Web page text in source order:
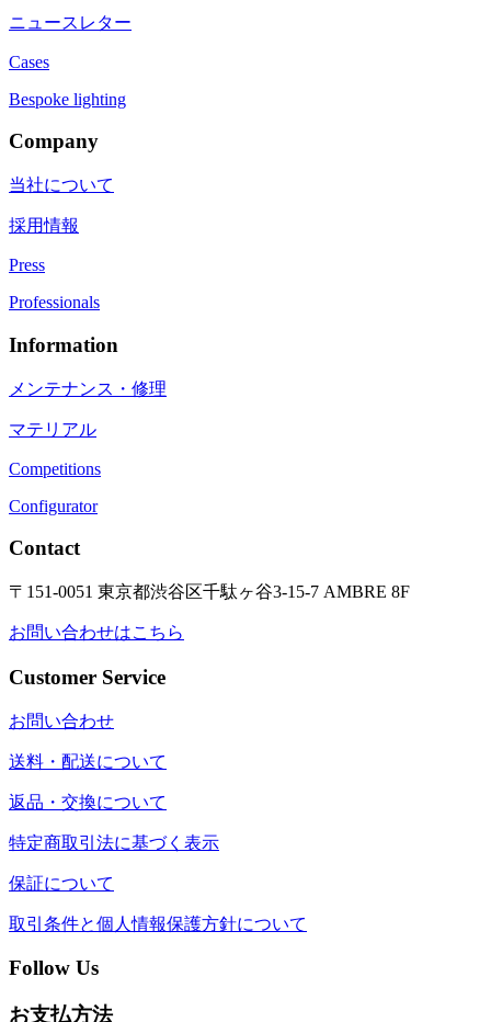
ニュースレター
Cases
Bespoke lighting
Company
当社について
採用情報
Press
Professionals
Information
メンテナンス・修理
マテリアル
Competitions
Configurator
Contact
〒151-0051 東京都渋谷区千駄ヶ谷3-15-7 AMBRE 8F
お問い合わせはこちら
Customer Service
お問い合わせ
送料・配送について
返品・交換について
特定商取引法に基づく表示
保証について
取引条件と個人情報保護方針について
Follow Us
お支払方法